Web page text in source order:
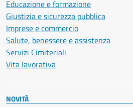
Educazione e formazione
Giustizia e sicurezza pubblica
Imprese e commercio
Salute, benessere e assistenza
Servizi Cimiteriali
Vita lavorativa
NOVITÀ